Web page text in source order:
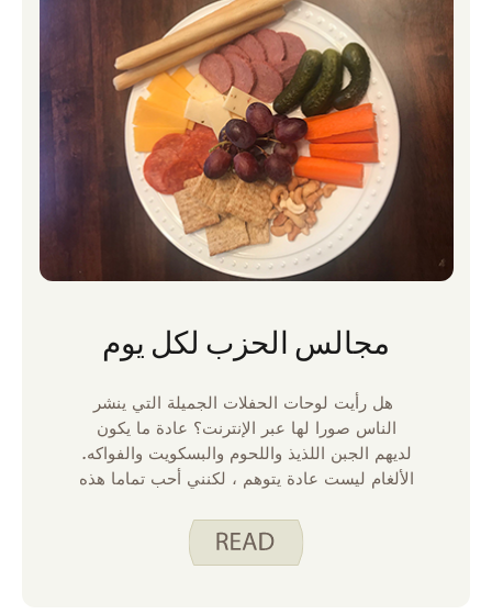
مجالس الحزب لكل يوم
هل رأيت لوحات الحفلات الجميلة التي ينشر
الناس صورا لها عبر الإنترنت؟ عادة ما يكون
لديهم الجبن اللذيذ واللحوم والبسكويت والفواكه.
الألغام ليست عادة يتوهم ، لكنني أحب تماما هذه
حفلات العطلات هذا العام وكنت أفتقد هذه
الأطعمة حقا. لذلك ، قررت إنشاء لوحة حفلة